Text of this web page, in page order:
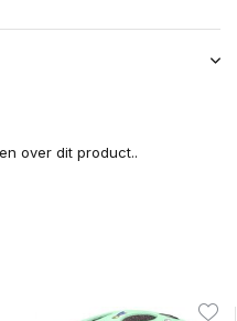
over dit product..